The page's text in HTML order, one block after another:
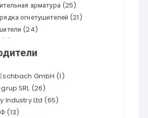
арматура (25)
огнетушителей (21)
(24)
GmbH (1)
SRL (26)
Industry Ltd (65)
(13)